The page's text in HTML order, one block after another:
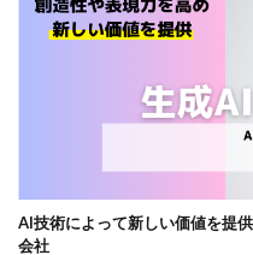
AI技術によって新しい価値を提
会社